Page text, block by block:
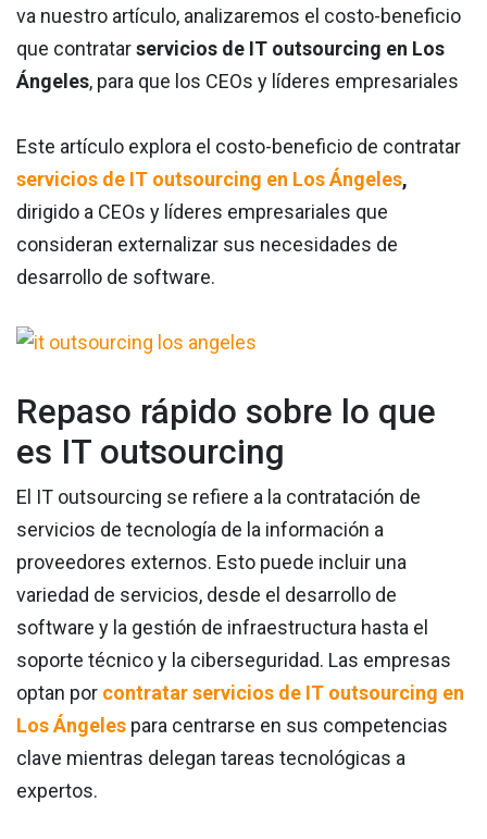
va nuestro artículo, analizaremos el costo-beneficio
que contratarservicios de IT outsourcing en Los
Ángeles, para que los CEOs y líderes empresariales
Este artículo explora el costo-beneficio de contratar
servicios de IT outsourcing en Los Ángeles,
dirigido a CEOs y líderes empresariales que
consideran externalizar sus necesidades de
desarrollo de software.
Repaso rápido sobre lo que
es IT outsourcing
El IT outsourcing se refiere a la contratación de
servicios de tecnología de la información a
proveedores externos. Esto puede incluir una
variedad de servicios, desde el desarrollo de
software y la gestión de infraestructura hasta el
soporte técnico y la ciberseguridad. Las empresas
optan por contratar servicios de IT outsourcing en
Los Ángeles para centrarse en sus competencias
clave mientras delegan tareas tecnológicas a
expertos.